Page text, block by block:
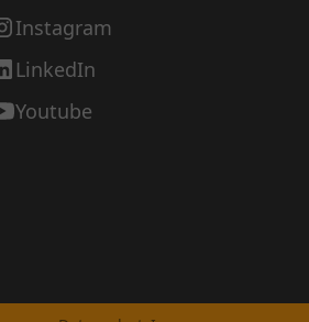
Instagram
LinkedIn
Youtube